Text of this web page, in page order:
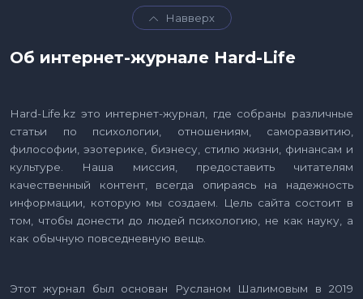
Навверх
Об интернет-журнале Hard-Life
Hard-Life.kz это интернет-журнал, где собраны различные
статьи по психологии, отношениям, саморазвитию,
философии, эзотерике, бизнесу, стилю жизни, финансам и
культуре. Наша миссия, предоставить читателям
качественный контент, всегда опираясь на надежность
информации, которую мы создаем. Цель сайта состоит в
том, чтобы донести до людей психологию, не как науку, а
как обычную повседневную вещь.
Этот журнал был основан Русланом Шалимовым в 2019